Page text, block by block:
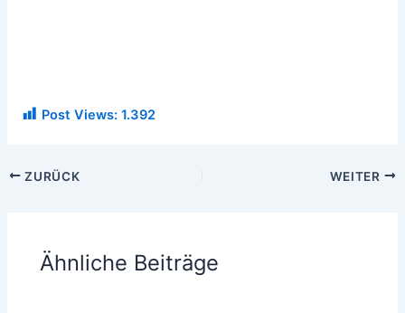
Post Views: 1.392
ZURÜCK WEITER
Ähnliche Beiträge